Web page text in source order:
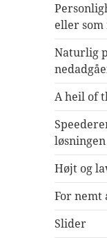
eller
Naturlig
A heil of
løsningen
Højt og
For nemt
Slider